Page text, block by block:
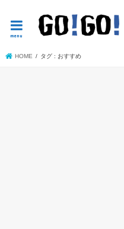
menu
HOME タグ : おすすめ